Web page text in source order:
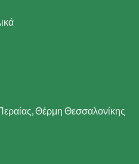
Θέρμη Θεσσαλονίκης